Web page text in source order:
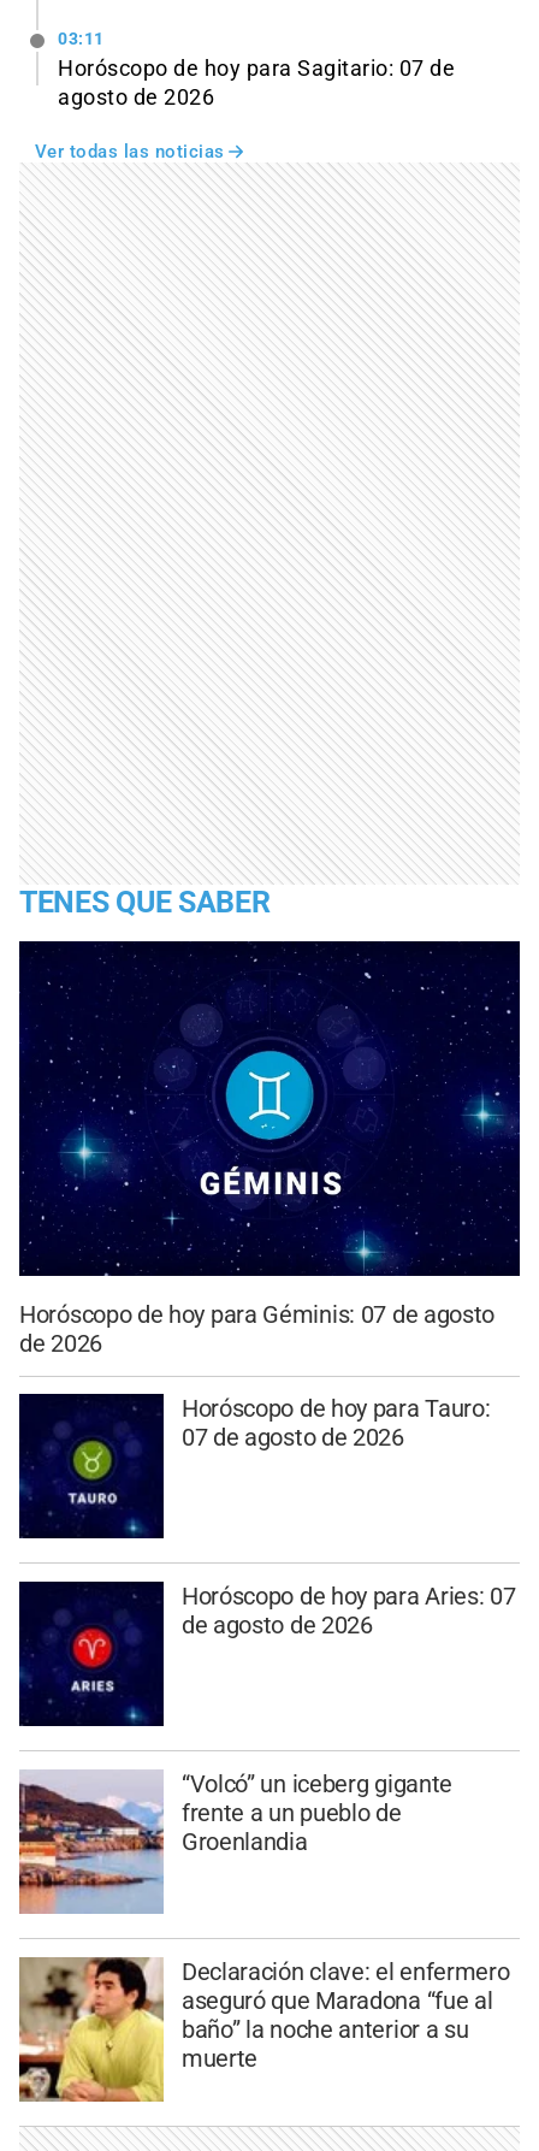
03:11
Horóscopo de hoy para Sagitario: 07 de
agosto de 2026
Ver todas las noticias
TENES QUE SABER
Horóscopo de hoy para Géminis: 07 de agosto
de 2026
Horóscopo de hoy para Tauro:
07 de agosto de 2026
Horóscopo de hoy para Aries: 07
de agosto de 2026
“Volcó” un iceberg gigante
frente a un pueblo de
Groenlandia
Declaración clave: el enfermero
aseguró que Maradona “fue al
baño” la noche anterior a su
muerte